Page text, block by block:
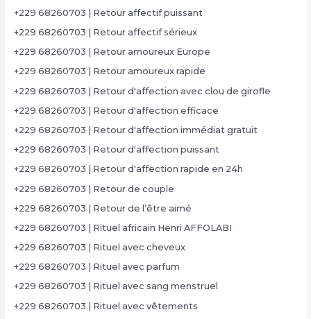
+229 68260703 | Retour affectif puissant
+229 68260703 | Retour affectif sérieux
+229 68260703 | Retour amoureux Europe
+229 68260703 | Retour amoureux rapide
+229 68260703 | Retour d'affection avec clou de girofle
+229 68260703 | Retour d'affection efficace
+229 68260703 | Retour d'affection immédiat gratuit
+229 68260703 | Retour d'affection puissant
+229 68260703 | Retour d'affection rapide en 24h
+229 68260703 | Retour de couple
+229 68260703 | Retour de l’être aimé
+229 68260703 | Rituel africain Henri AFFOLABI
+229 68260703 | Rituel avec cheveux
+229 68260703 | Rituel avec parfum
+229 68260703 | Rituel avec sang menstruel
+229 68260703 | Rituel avec vêtements